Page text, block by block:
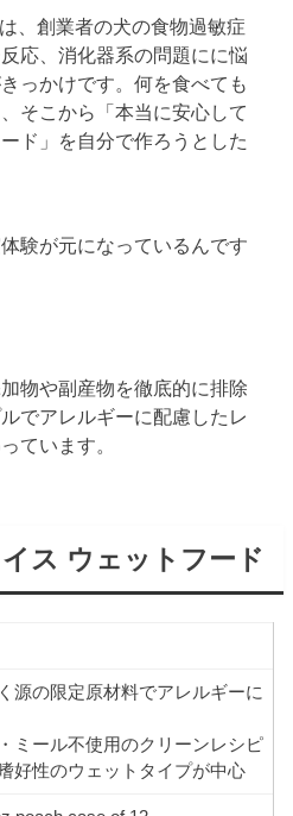
、創業者の犬の食物過敏症
応、消化器系の問題にに悩
っかけです。何を食べても
そこから「本当に安心して
ド」を自分で作ろうとした
験が元になっているんです
物や副産物を徹底的に排除
でアレルギーに配慮したレ
ています。
ス ウェットフード
源の限定原材料でアレルギーに
ミール不使用のクリーンレシピ
好性のウェットタイプが中心